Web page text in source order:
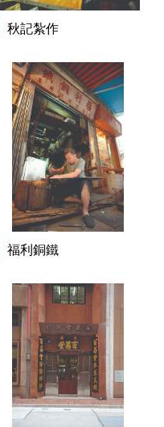
秋記紮作
福利銅鐵